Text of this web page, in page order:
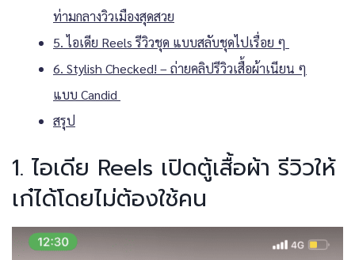
ท่ามกลางวิวเมืองสุดสวย
5. ไอเดีย Reels รีวิวชุด แบบสลับชุดไปเรื่อย ๆ
6. Stylish Checked! – ถ่ายคลิปรีวิวเสื้อผ้าเนียน ๆ
แบบ Candid
สรุป
1. ไอเดีย Reels เปิดตู้เสื้อผ้า รีวิวให้
เก๋ได้โดยไม่ต้องใช้คน